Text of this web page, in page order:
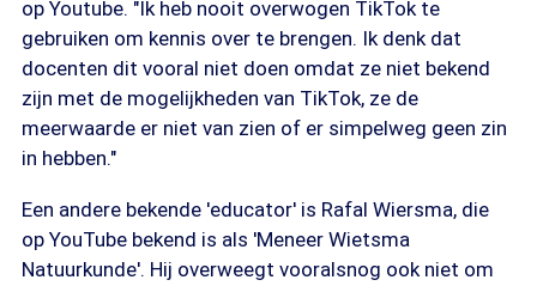
op Youtube. "Ik heb nooit overwogen TikTok te
gebruiken om kennis over te brengen. Ik denk dat
docenten dit vooral niet doen omdat ze niet bekend
zijn met de mogelijkheden van TikTok, ze de
meerwaarde er niet van zien of er simpelweg geen zin
in hebben."
Een andere bekende 'educator' is Rafal Wiersma, die
op YouTube bekend is als 'Meneer Wietsma
Natuurkunde'. Hij overweegt vooralsnog ook niet om